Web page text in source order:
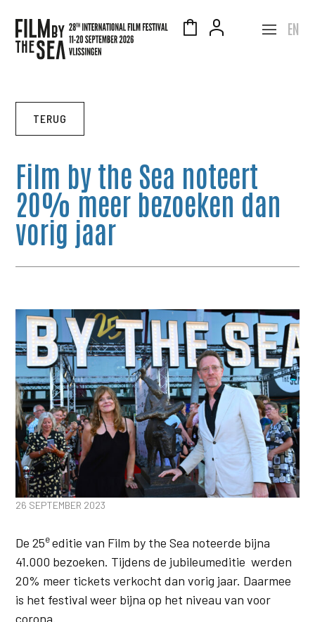
EN
TERUG
Film by the Sea noteert
20% meer bezoeken dan
vorig jaar
26 SEPTEMBER 2023
De 25eeditie van Film by the Sea noteerde bijna
41.000 bezoeken. Tijdens de jubileumeditie werden
20% meer tickets verkocht dan vorig jaar. Daarmee
is het festival weer bijna op het niveau van voor
corona.